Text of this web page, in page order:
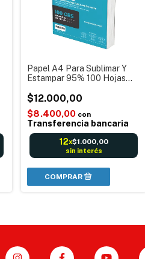
Papel A4 Para Sublimar Y
Estampar 95% 100 Hojas
$12.000,00
$8.400,00 con
Transferencia bancaria
12x$1.000,00
sin interés